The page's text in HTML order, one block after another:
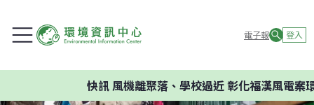
電子報 登入
風機離聚落、學校過近 彰化福漢風電案環委建